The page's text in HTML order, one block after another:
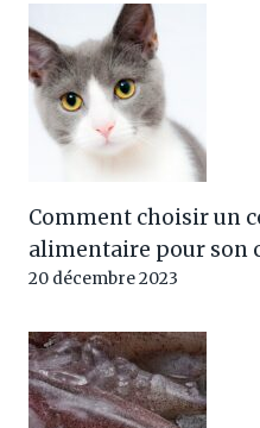
Comment choisir un
alimentaire pour son
20 décembre 2023